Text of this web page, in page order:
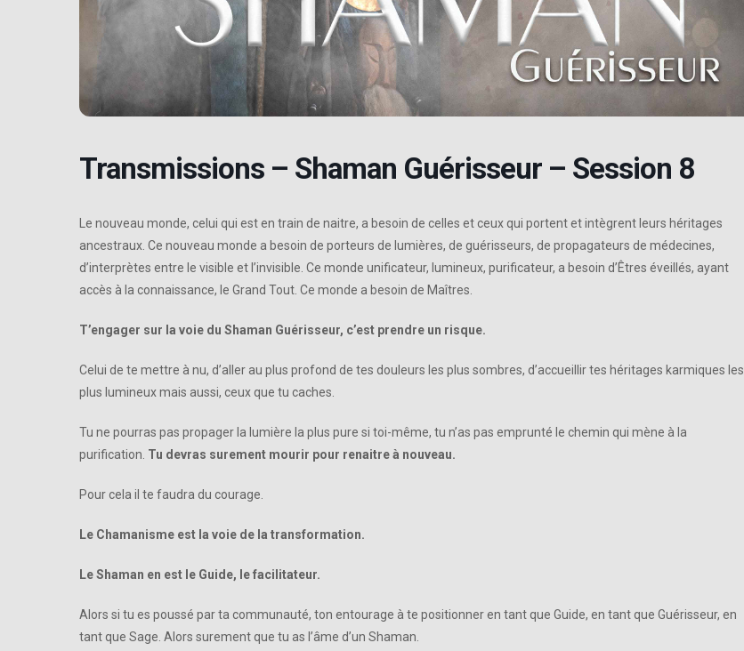
Transmissions – Shaman Guérisseur – Session 8
Le nouveau monde, celui qui est en train de naitre, a besoin de celles et ceux qui portent et intègrent leurs héritages
ancestraux. Ce nouveau monde a besoin de porteurs de lumières, de guérisseurs, de propagateurs de médecines,
d’interprètes entre le visible et l’invisible. Ce monde unificateur, lumineux, purificateur, a besoin d’Êtres éveillés, ayant
accès à la connaissance, le Grand Tout. Ce monde a besoin de Maîtres.
T’engager sur la voie du Shaman Guérisseur, c’est prendre un risque.
Celui de te mettre à nu, d’aller au plus profond de tes douleurs les plus sombres, d’accueillir tes héritages karmiques les
plus lumineux mais aussi, ceux que tu caches.
Tu ne pourras pas propager la lumière la plus pure si toi-même, tu n’as pas emprunté le chemin qui mène à la
purification. Tu devras surement mourir pour renaitre à nouveau.
Pour cela il te faudra du courage.
Le Chamanisme est la voie de la transformation.
Le Shaman en est le Guide, le facilitateur.
Alors si tu es poussé par ta communauté, ton entourage à te positionner en tant que Guide, en tant que Guérisseur, en
tant que Sage. Alors surement que tu as l’âme d’un Shaman.